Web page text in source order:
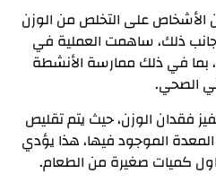
الأشخاص على التخلص من الوزن
جانب ذلك، ساهمت العملية في
بما في ذلك ممارسة الأنشطة
الصحي.
فقدان الوزن، حيث يتم تقليص
الموجود فيها، هذا يؤدي
كميات صغيرة من الطعام.